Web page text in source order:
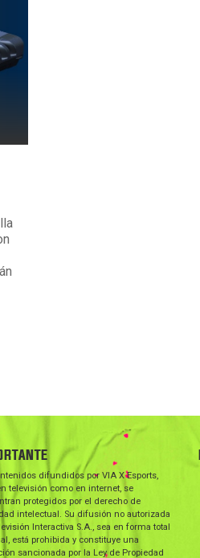
difundidos por VIA X Esports,
televisión como en internet, se
protegidos por el derecho de
intelectual. Su difusión no autorizada
Interactiva S.A., sea en forma total
está prohibida y constituye una
sancionada por la Ley de Propiedad